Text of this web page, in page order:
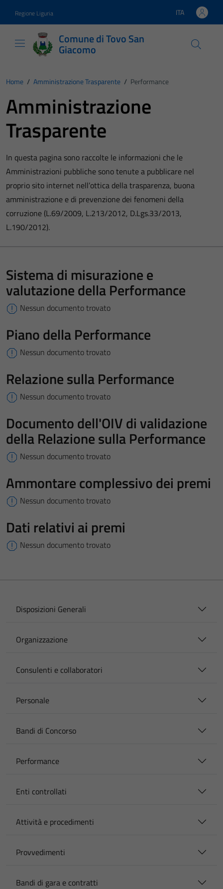
Regione Liguria Lingua attiva:
ITA
Comune di Tovo San
Giacomo
Home / Amministrazione Trasparente / Performance
Amministrazione
Trasparente
In questa pagina sono raccolte le informazioni che le
Amministrazioni pubbliche sono tenute a pubblicare nel
proprio sito internet nell’ottica della trasparenza, buona
amministrazione e di prevenzione dei fenomeni della
corruzione (L.69/2009, L.213/2012, D.Lgs.33/2013,
L.190/2012).
Sistema di misurazione e
valutazione della Performance
Nessun documento trovato
Piano della Performance
Nessun documento trovato
Relazione sulla Performance
Nessun documento trovato
Documento dell'OIV di validazione
della Relazione sulla Performance
Nessun documento trovato
Ammontare complessivo dei premi
Nessun documento trovato
Dati relativi ai premi
Nessun documento trovato
Disposizioni Generali
Organizzazione
Consulenti e collaboratori
Personale
Bandi di Concorso
Performance
Enti controllati
Attività e procedimenti
Provvedimenti
Bandi di gara e contratti